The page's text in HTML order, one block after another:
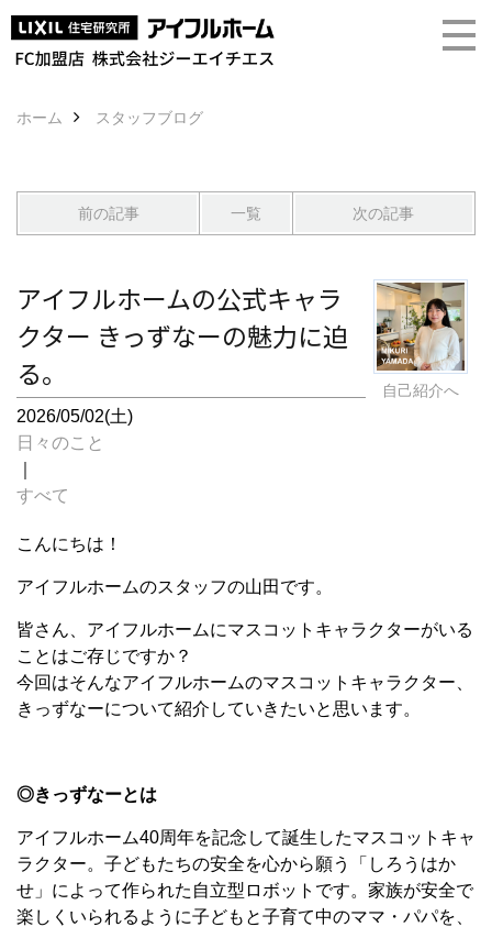
ホーム スタッフブログ
前の記事 一覧 次の記事
自己紹介へ
アイフルホームの公式キャラ
クター きっずなーの魅力に迫
る。
2026/05/02(土)
日々のこと
すべて
こんにちは！
アイフルホームのスタッフの山田です。
皆さん、アイフルホームにマスコットキャラクターがいる
ことはご存じですか？
今回はそんなアイフルホームのマスコットキャラクター、
きっずなーについて紹介していきたいと思います。
◎きっずなーとは
アイフルホーム40周年を記念して誕生したマスコットキャ
ラクター。子どもたちの安全を心から願う「しろうはか
せ」によって作られた自立型ロボットです。家族が安全で
楽しくいられるように子どもと子育て中のママ・パパを、